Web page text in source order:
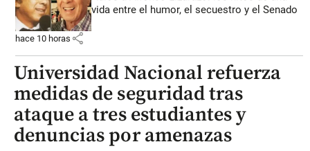
vida entre el humor, el secuestro y el Senado
hace 10 horas share
Universidad Nacional refuerza
medidas de seguridad tras
ataque a tres estudiantes y
denuncias por amenazas